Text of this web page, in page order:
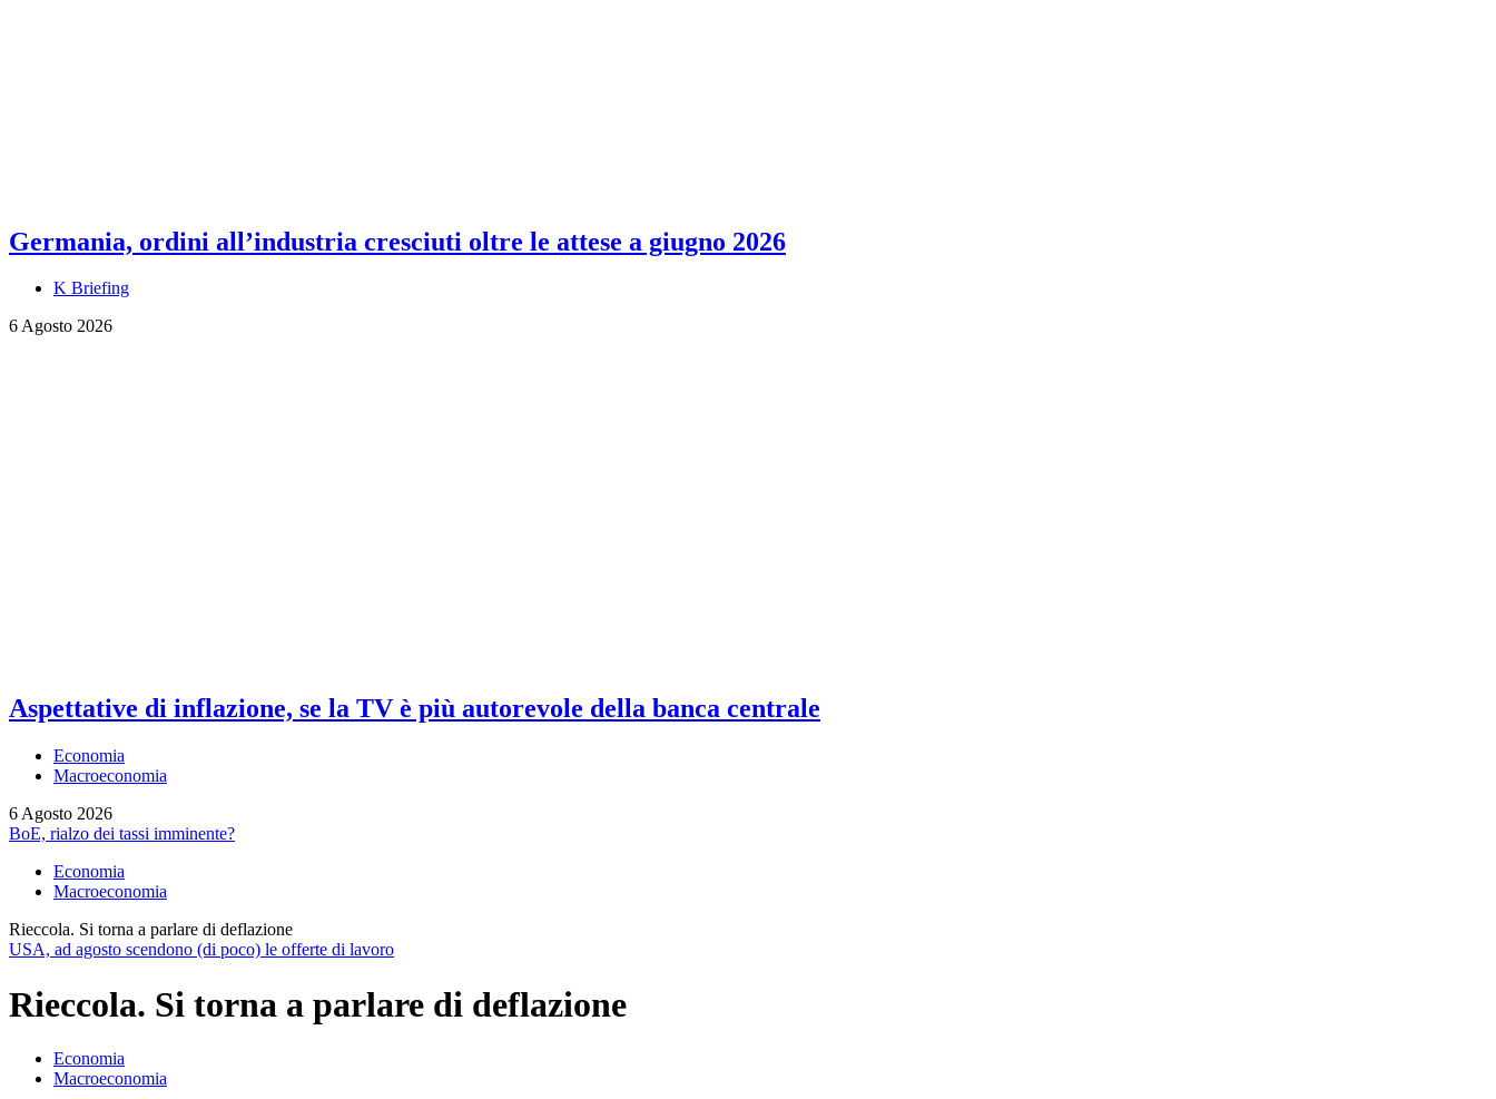
Germania, ordini all’industria cresciuti oltre le attese a giugno 2026
K Briefing
6 Agosto 2026
Aspettative di inflazione, se la TV è più autorevole della banca centrale
Economia
Macroeconomia
6 Agosto 2026
BoE, rialzo dei tassi imminente?
Economia
Macroeconomia
Rieccola. Si torna a parlare di deflazione
USA, ad agosto scendono (di poco) le offerte di lavoro
Rieccola. Si torna a parlare di deflazione
Economia
Macroeconomia